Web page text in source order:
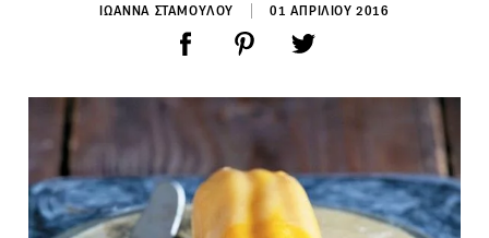
ΙΩΑΝΝΑ ΣΤΑΜΟΥΛΟΥ 01 ΑΠΡΙΛΙΟΥ 2016